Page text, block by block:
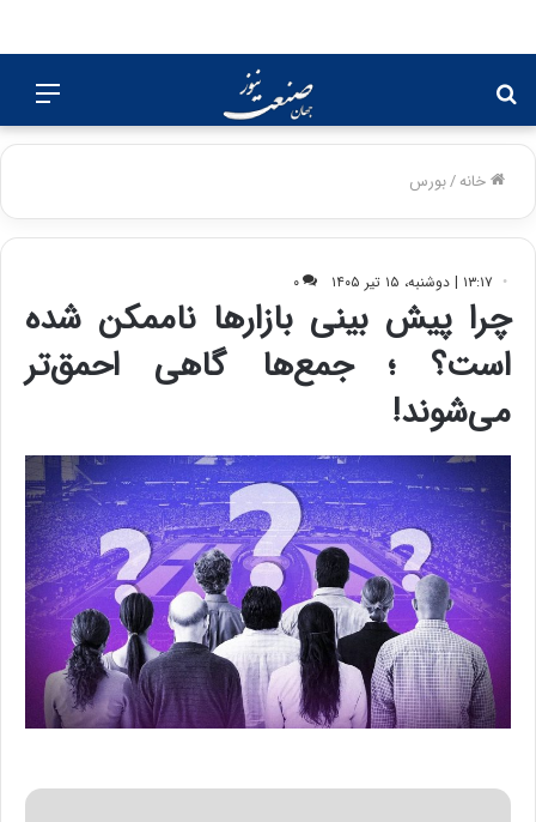
برای
خانه/بورس
۱۳:۱۷ | دوشنبه، ۱۵ تیر ۱۴۰۵ ۰
چرا پیش بینی بازارها ناممکن شده
است؟ ؛ جمع‌ها گاهی احمق‌تر
می‌شوند!